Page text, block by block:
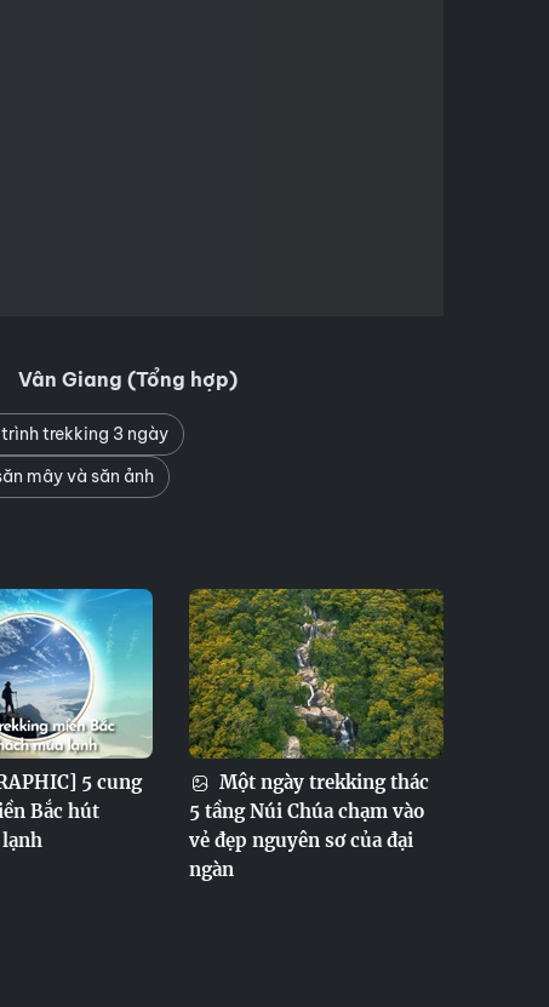
Vân Giang (Tổng hợp)
trekking 3 ngày
mây và săn ảnh
5 cung
Bắc hút
Một ngày trekking thác
5 tầng Núi Chúa chạm vào
vẻ đẹp nguyên sơ của đại
ngàn